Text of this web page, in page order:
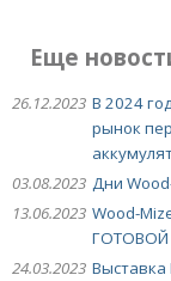
Еще
26.12.2023 В 2024
рынок
03.08.2023 Дни
13.06.2023 Wood-
24.03.2023 Выставка